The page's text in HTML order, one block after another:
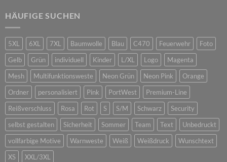
HÄUFIGE SUCHEN
5XL 6XL 7XL Baumwolle Blau C470 Feuerwehr
Foto
Gelb
Grün individuell Kinder L/XL Logo
Magenta
Mesh
Multifunktionsweste Neon Grün Neon Pink
Orange
Ordner
personalisiert Pink PortWest
Premium-Line
Reißverschluss
Rosa Rot S S/M Schwarz
Security
selbst gestalten
Sicherheit Sommer Team Text
Unbedruckt
vollfarbige Motive
Warnweste Weiß Weißdruck
Wunschtext
XS
XXL/3XL